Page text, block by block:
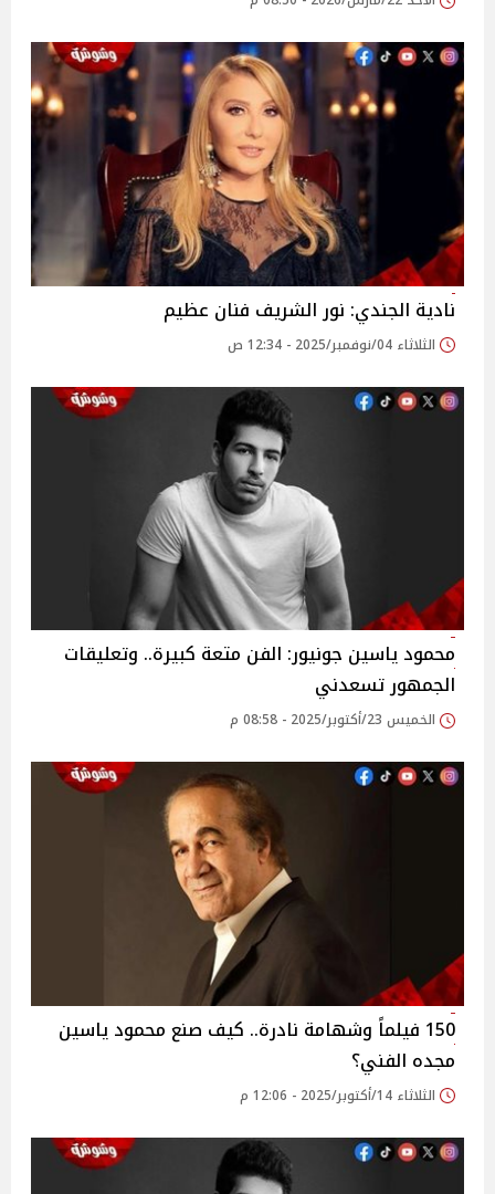
نادية الجندي: نور الشريف فنان عظيم
الثلاثاء 04/نوفمبر/2025 - 12:34 ص
محمود ياسين جونيور: الفن متعة كبيرة.. وتعليقات
الجمهور تسعدني
الخميس 23/أكتوبر/2025 - 08:58 م
150 فيلماً وشهامة نادرة.. كيف صنع محمود ياسين
مجده الفني؟
الثلاثاء 14/أكتوبر/2025 - 12:06 م